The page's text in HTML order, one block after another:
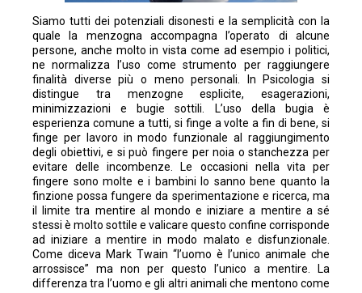
Siamo tutti dei potenziali disonesti e la semplicità con la
quale la menzogna accompagna l’operato di alcune
persone, anche molto in vista come ad esempio i politici,
ne normalizza l’uso come strumento per raggiungere
finalità diverse più o meno personali. In Psicologia si
distingue tra menzogne esplicite, esagerazioni,
minimizzazioni e bugie sottili. L’uso della bugia è
esperienza comune a tutti, si finge a volte a fin di bene, si
finge per lavoro in modo funzionale al raggiungimento
degli obiettivi, e si può fingere per noia o stanchezza per
evitare delle incombenze. Le occasioni nella vita per
fingere sono molte e i bambini lo sanno bene quanto la
finzione possa fungere da sperimentazione e ricerca, ma
il limite tra mentire al mondo e iniziare a mentire a sé
stessi è molto sottile e valicare questo confine corrisponde
ad iniziare a mentire in modo malato e disfunzionale.
Come diceva Mark Twain “l’uomo è l’unico animale che
arrossisce” ma non per questo l’unico a mentire. La
differenza tra l’uomo e gli altri animali che mentono come